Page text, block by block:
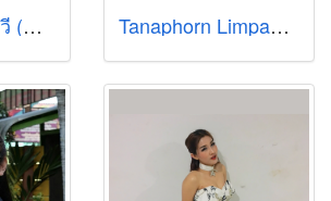
สุทธาภา ไทยทวี (Maimai) Tanaphorn Limpawutiwaranont (May)